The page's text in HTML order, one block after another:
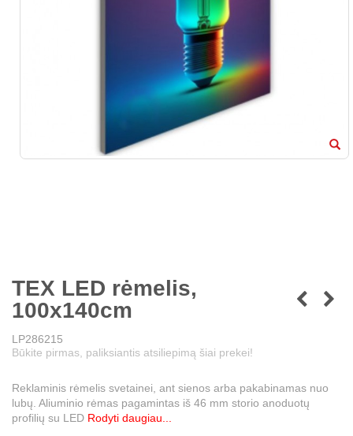
TEX LED rėmelis,
100x140cm
LP286215
Būkite pirmas, paliksiantis atsiliepimą šiai prekei!
Reklaminis rėmelis svetainei, ant sienos arba pakabinamas nuo
lubų. Aliuminio rėmas pagamintas iš 46 mm storio anoduotų
profilių su LED Rodyti daugiau...